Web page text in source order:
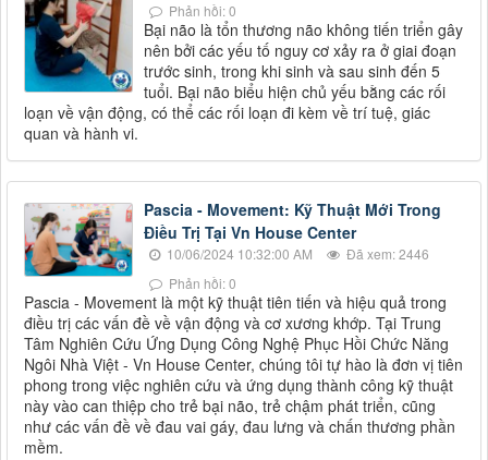
Phản hồi: 0
Bại não là tổn thương não không tiến triển gây
nên bởi các yếu tố nguy cơ xảy ra ở giai đoạn
trước sinh, trong khi sinh và sau sinh đến 5
tuổi. Bại não biểu hiện chủ yếu bằng các rối
loạn về vận động, có thể các rối loạn đi kèm về trí tuệ, giác
quan và hành vi.
Pascia - Movement: Kỹ Thuật Mới Trong
Điều Trị Tại Vn House Center
10/06/2024 10:32:00 AM
Đã xem: 2446
Phản hồi: 0
Pascia - Movement là một kỹ thuật tiên tiến và hiệu quả trong
điều trị các vấn đề về vận động và cơ xương khớp. Tại Trung
Tâm Nghiên Cứu Ứng Dụng Công Nghệ Phục Hồi Chức Năng
Ngôi Nhà Việt - Vn House Center, chúng tôi tự hào là đơn vị tiên
phong trong việc nghiên cứu và ứng dụng thành công kỹ thuật
này vào can thiệp cho trẻ bại não, trẻ chậm phát triển, cũng
như các vấn đề về đau vai gáy, đau lưng và chấn thương phần
mềm.